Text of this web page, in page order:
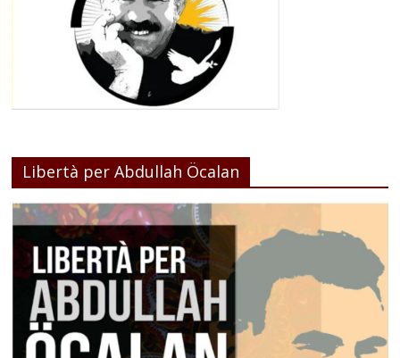
Libertà per Abdullah Öcalan